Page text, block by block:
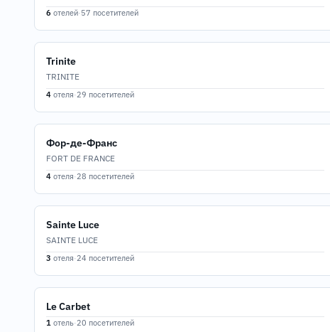
6 отелей·57 посетителей
Trinite
TRINITE
4 отеля·29 посетителей
Фор-де-Франс
FORT DE FRANCE
4 отеля·28 посетителей
Sainte Luce
SAINTE LUCE
3 отеля·24 посетителей
Le Carbet
1 отель·20 посетителей